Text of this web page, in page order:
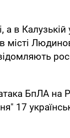
в Калузькій
місті
БпЛА на
17